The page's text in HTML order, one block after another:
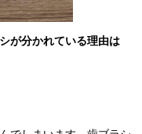
が分かれている理由は